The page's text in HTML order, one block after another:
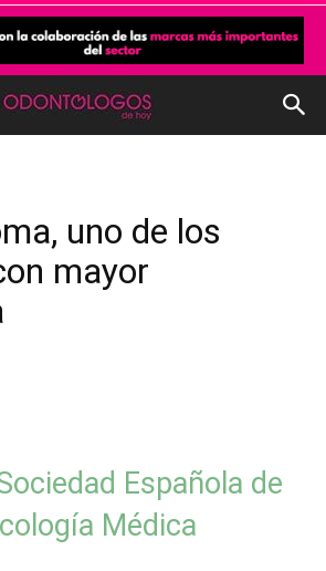
uno de los
mayor
Española de
Médica